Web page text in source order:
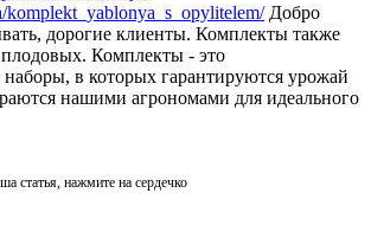
Добро
дорогие клиенты. Комплекты также
Комплекты - это
в которых гарантируются урожай
нашими агрономами для идеального
статья, нажмите на сердечко